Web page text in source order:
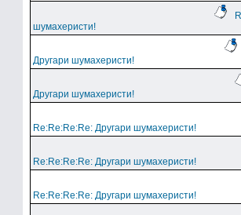
шумахеристи!
Другари шумахеристи!
Другари шумахеристи!
Re:Re:Re:Re: Другари шумахеристи!
Re:Re:Re:Re: Другари шумахеристи!
Re:Re:Re:Re: Другари шумахеристи!